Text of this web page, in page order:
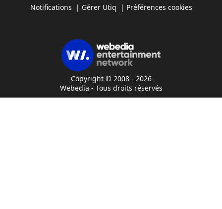
Notifications | Gérer Utiq | Préférences cookies
Copyright © 2008 - 2026
Webedia - Tous droits réservés